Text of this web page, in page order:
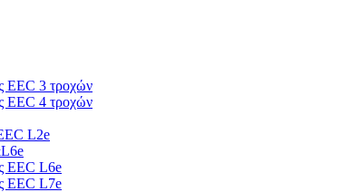
EEC 3 τροχών
EEC 4 τροχών
L2e
EEC L6e
EEC L7e